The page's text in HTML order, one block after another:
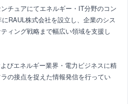
チュアにてエネルギー・IT分野のコン
RAUL株式会社を設立し、企業のシス
ィング戦略まで幅広い領域を支援し
びエネルギー業界・電力ビジネスに精
の接点を捉えた情報発信を行ってい